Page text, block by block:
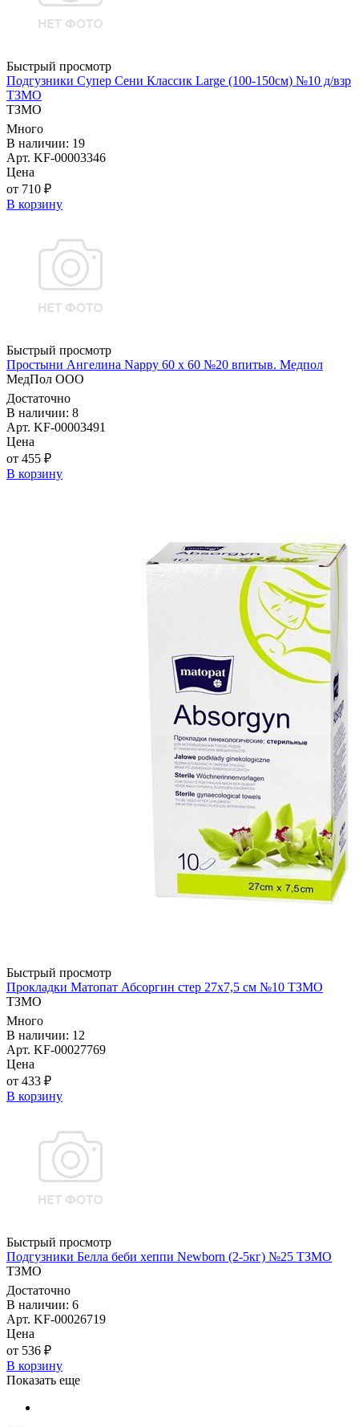
Быстрый просмотр
Подгузники Супер Сени Классик Large (100-150см) №10 д/взр
ТЗМО
ТЗМО
Много
В наличии: 19
Арт. KF-00003346
Цена
от 710 ₽
В корзину
Быстрый просмотр
Простыни Ангелина Nappy 60 х 60 №20 впитыв. Медпол
МедПол ООО
Достаточно
В наличии: 8
Арт. KF-00003491
Цена
от 455 ₽
В корзину
Быстрый просмотр
Прокладки Матопат Абсоргин стер 27х7,5 см №10 ТЗМО
ТЗМО
Много
В наличии: 12
Арт. KF-00027769
Цена
от 433 ₽
В корзину
Быстрый просмотр
Подгузники Белла беби хеппи Newborn (2-5кг) №25 ТЗМО
ТЗМО
Достаточно
В наличии: 6
Арт. KF-00026719
Цена
от 536 ₽
В корзину
Показать еще